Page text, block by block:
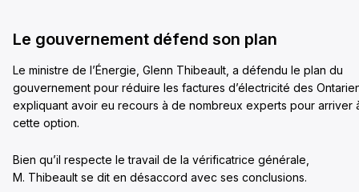
Le gouvernement défend son plan
Le ministre de l’Énergie, Glenn Thibeault, a défendu le plan du
gouvernement pour réduire les factures d’électricité des
expliquant avoir eu recours à de nombreux experts pour arriver
cette option.
Bien qu’il respecte le travail de la vérificatrice générale,
M. Thibeault se dit en désaccord avec ses conclusions.